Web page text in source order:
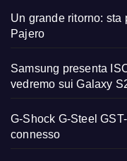
Un grande ritorno: sta
Pajero
Samsung presenta
vedremo sui Galaxy
G-Shock G-Steel
connesso